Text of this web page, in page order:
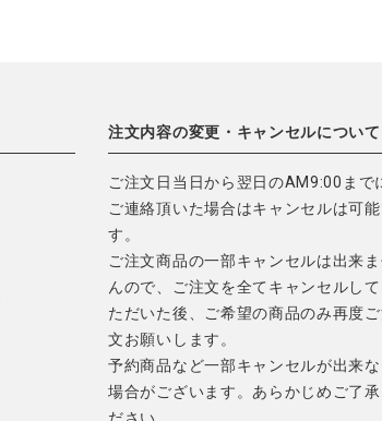
注文内容の変更・キャンセルについて
ご注文日当日から翌日のAM9:00まで
ご連絡頂いた場合はキャンセルは可
す。
ご注文商品の一部キャンセルは出来
んので、ご注文を全てキャンセルし
ただいた後、ご希望の商品のみ再度
文お願いします。
予約商品など一部キャンセルが出来
場合がございます。あらかじめご了承
ださい。